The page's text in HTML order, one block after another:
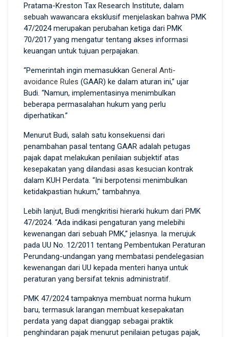
Pratama-Kreston Tax Research Institute, dalam
sebuah wawancara eksklusif menjelaskan bahwa PMK
47/2024 merupakan perubahan ketiga dari PMK
70/2017 yang mengatur tentang akses informasi
keuangan untuk tujuan perpajakan.
“Pemerintah ingin memasukkan General Anti-
avoidance Rules (GAAR) ke dalam aturan ini,” ujar
Budi. “Namun, implementasinya menimbulkan
beberapa permasalahan hukum yang perlu
diperhatikan.”
Menurut Budi, salah satu konsekuensi dari
penambahan pasal tentang GAAR adalah petugas
pajak dapat melakukan penilaian subjektif atas
kesepakatan yang dilandasi asas kesucian kontrak
dalam KUH Perdata. “Ini berpotensi menimbulkan
ketidakpastian hukum,” tambahnya.
Lebih lanjut, Budi mengkritisi hierarki hukum dari PMK
47/2024. “Ada indikasi pengaturan yang melebihi
kewenangan dari sebuah PMK,” jelasnya. Ia merujuk
pada UU No. 12/2011 tentang Pembentukan Peraturan
Perundang-undangan yang membatasi pendelegasian
kewenangan dari UU kepada menteri hanya untuk
peraturan yang bersifat teknis administratif.
PMK 47/2024 tampaknya membuat norma hukum
baru, termasuk larangan membuat kesepakatan
perdata yang dapat dianggap sebagai praktik
penghindaran pajak menurut penilaian petugas pajak,